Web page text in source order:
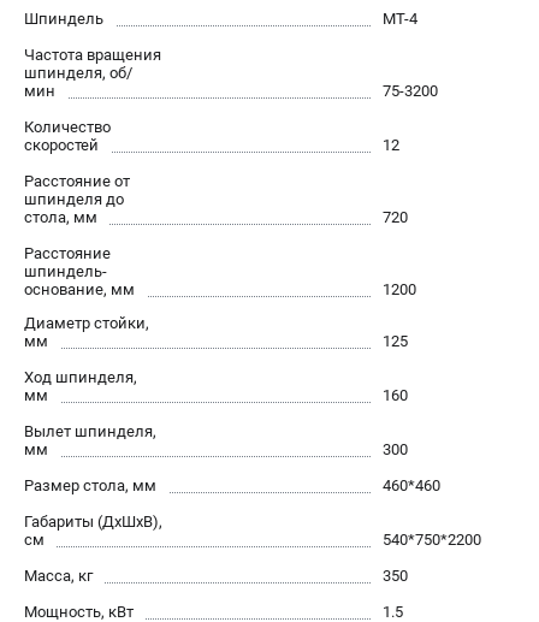
вс - выходной
Шпиндель
МТ-4
Частота вращения
шпинделя, об/
мин
75-3200
Количество
скоростей
12
Расстояние от
шпинделя до
стола, мм
720
Расстояние
шпиндель-
основание, мм
1200
Диаметр стойки,
мм
125
Ход шпинделя,
мм
160
Вылет шпинделя,
мм
300
Размер стола, мм
460*460
Габариты (ДхШхВ),
см
540*750*2200
Масса, кг
350
Мощность, кВт
1.5